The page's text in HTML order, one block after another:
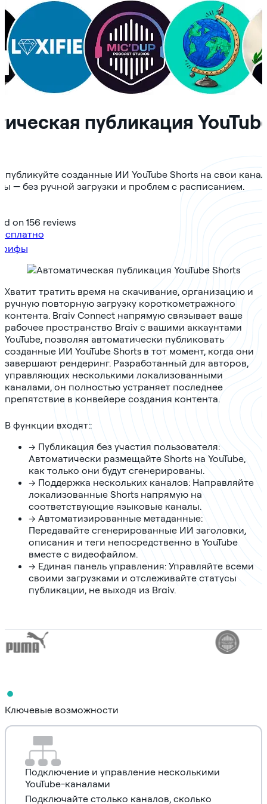
публикация
созданные ИИ YouTube Shorts на свои
— без ручной загрузки и проблем с расписанием.
on 156 reviews
Хватит тратить время на скачивание, организацию и
ручную повторную загрузку короткометражного
контента. Braiv Connect напрямую связывает ваше
рабочее пространство Braiv с вашими аккаунтами
YouTube, позволяя автоматически публиковать
созданные ИИ YouTube Shorts в тот момент, когда они
завершают рендеринг. Разработанный для авторов,
управляющих несколькими локализованными
каналами, он полностью устраняет последнее
препятствие в конвейере создания контента.
В функции входят::
→ Публикация без участия пользователя:
Автоматически размещайте Shorts на YouTube,
как только они будут сгенерированы.
→ Поддержка нескольких каналов: Направляйте
локализованные Shorts напрямую на
соответствующие языковые каналы.
→ Автоматизированные метаданные:
Передавайте сгенерированные ИИ заголовки,
описания и теги непосредственно в YouTube
вместе с видеофайлом.
→ Единая панель управления: Управляйте всеми
своими загрузками и отслеживайте статусы
публикации, не выходя из Braiv.
Ключевые возможности
Подключение и управление несколькими
YouTube-каналами
Подключайте столько каналов, сколько